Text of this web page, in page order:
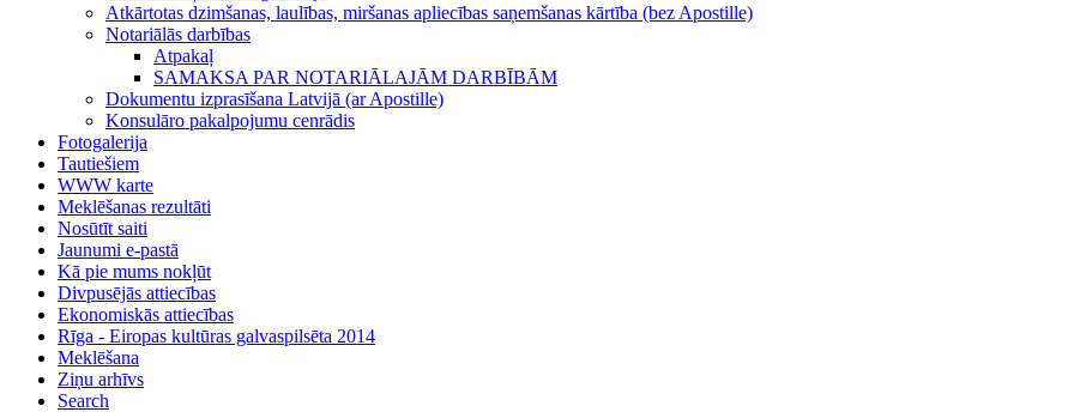
Atkārtotas dzimšanas, laulības, miršanas apliecības saņemšanas kārtība (bez Apostille)
Notariālās darbības
Atpakaļ
SAMAKSA PAR NOTARIĀLAJĀM DARBĪBĀM
Dokumentu izprasīšana Latvijā (ar Apostille)
Konsulāro pakalpojumu cenrādis
Fotogalerija
Tautiešiem
WWW karte
Meklēšanas rezultāti
Nosūtīt saiti
Jaunumi e-pastā
Kā pie mums nokļūt
Divpusējās attiecības
Ekonomiskās attiecības
Rīga - Eiropas kultūras galvaspilsēta 2014
Meklēšana
Ziņu arhīvs
Search